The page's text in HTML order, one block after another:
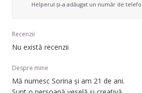
Helperul și-a adăugat un număr de
Recenzii
Nu există recenzii
Despre mine
Mă numesc Sorina și am 21 de ani.